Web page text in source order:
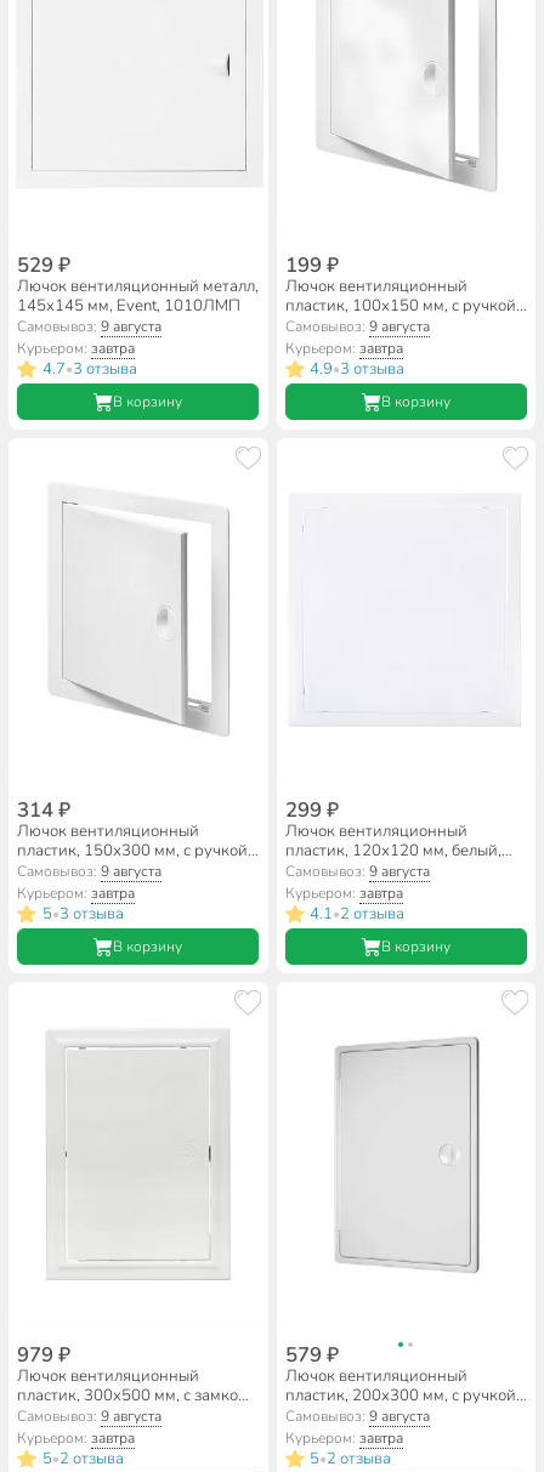
529 ₽
Лючок вентиляционный металл,
145х145 мм, Event, 1010ЛМП
Самовывоз:9 августа
Курьером:завтра
4.7•3 отзыва
В корзину
199 ₽
Лючок вентиляционный
пластик, 100х150 мм, с ручкой,
Viento, ДР1015
Самовывоз: 9 августа
Курьером: завтра
4.9•3 отзыва
В корзину
314 ₽
Лючок вентиляционный
пластик, 150х300 мм, с ручкой,
Viento, ДР1530
Самовывоз:9 августа
Курьером:завтра
5•3 отзыва
В корзину
299 ₽
Лючок вентиляционный
пластик, 120х120 мм, белый,
Event, AD1212
Самовывоз: 9 августа
Курьером: завтра
4.1•2 отзыва
В корзину
979 ₽
Лючок вентиляционный
пластик, 300х500 мм, с замком,
Event, 3050ЛПЗ
Самовывоз:9 августа
Курьером:завтра
5•2 отзыва
579 ₽
Лючок вентиляционный
пластик, 200х300 мм, с ручкой-
задвижкой, белый, ERA,
ЛТ2030П
Самовывоз: 9 августа
Курьером: завтра
5•2 отзыва